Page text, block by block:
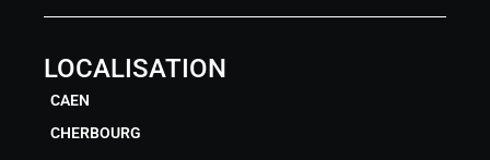
LOCALISATION
CAEN
CHERBOURG